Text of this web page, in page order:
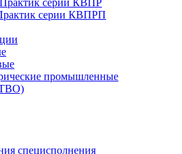
серии КВПР
серии КВПРП
промышленные
специсполнения